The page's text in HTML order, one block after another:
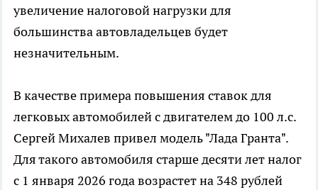
увеличение налоговой нагрузки для
большинства автовладельцев будет
незначительным.
В качестве примера повышения ставок для
легковых автомобилей с двигателем до 100 л.с.
Сергей Михалев привел модель "Лада Гранта".
Для такого автомобиля старше десяти лет налог
с 1 января 2026 года возрастет на 348 рублей